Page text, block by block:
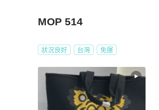
MOP 514
狀況良好 台灣 免運